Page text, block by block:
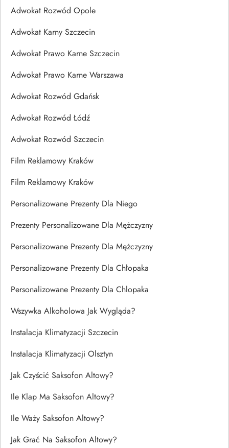
Adwokat Rozwód Opole
Adwokat Karny Szczecin
Adwokat Prawo Karne Szczecin
Adwokat Prawo Karne Warszawa
Adwokat Rozwód Gdańsk
Adwokat Rozwód Łódź
Adwokat Rozwód Szczecin
Film Reklamowy Kraków
Film Reklamowy Kraków
Personalizowane Prezenty Dla Niego
Prezenty Personalizowane Dla Mężczyzny
Personalizowane Prezenty Dla Mężczyzny
Personalizowane Prezenty Dla Chłopaka
Personalizowane Prezenty Dla Chlopaka
Wszywka Alkoholowa Jak Wygląda?
Instalacja Klimatyzacji Szczecin
Instalacja Klimatyzacji Olsztyn
Jak Czyścić Saksofon Altowy?
Ile Klap Ma Saksofon Altowy?
Ile Waży Saksofon Altowy?
Jak Grać Na Saksofon Altowy?